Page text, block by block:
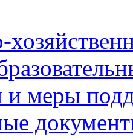
и меры